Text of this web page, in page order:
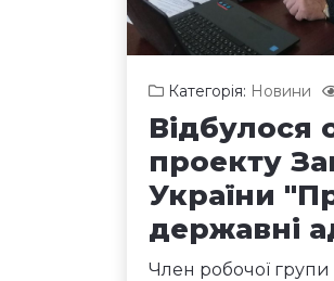
Категорія: Новини
Відбулося
проекту
України
державні
Член робочої групи